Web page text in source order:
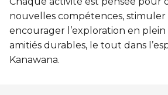
nouvelles compétences, stimuler
encourager l’exploration en
amitiés durables, le tout dans
Kanawana.